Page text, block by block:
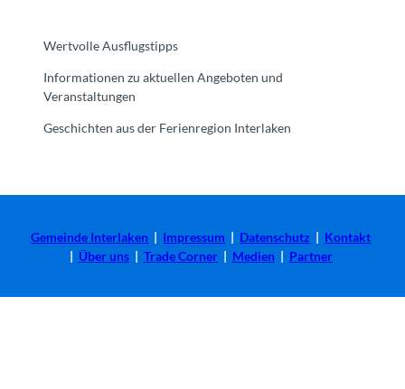
Wertvolle Ausflugstipps
Informationen zu aktuellen Angeboten und
Veranstaltungen
Geschichten aus der Ferienregion Interlaken
Gemeinde Interlaken | Impressum | Datenschutz | Kontakt
| Über uns| Trade Corner| Medien | Partner